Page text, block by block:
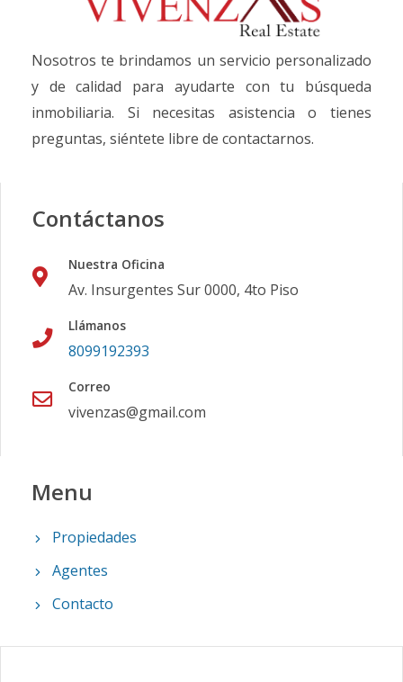
Nosotros te brindamos un servicio personalizado
y de calidad para ayudarte con tu búsqueda
inmobiliaria. Si necesitas asistencia o tienes
preguntas, siéntete libre de contactarnos.
Contáctanos
Nuestra Oficina
Av. Insurgentes Sur 0000, 4to Piso
Llámanos
8099192393
Correo
vivenzas@gmail.com
Menu
Propiedades
Agentes
Contacto